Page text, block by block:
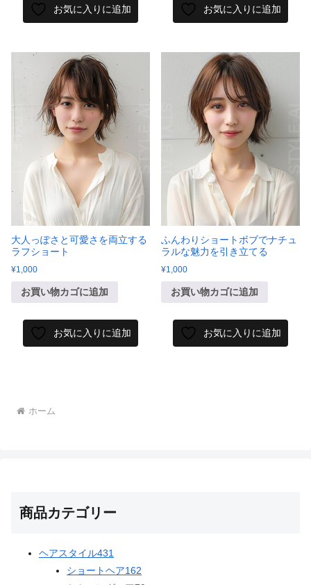
お気に入りに追加 お気に入りに追加
大人っぽさと可愛さを両立する
ラフショート
¥1,000
お買い物カゴに追加
お気に入りに追加
ふんわりショートボブでナチュ
ラルな魅力を引き立てる
¥1,000
お買い物カゴに追加
お気に入りに追加
ホーム
商品カテゴリー
ヘアスタイル431
ショートヘア162